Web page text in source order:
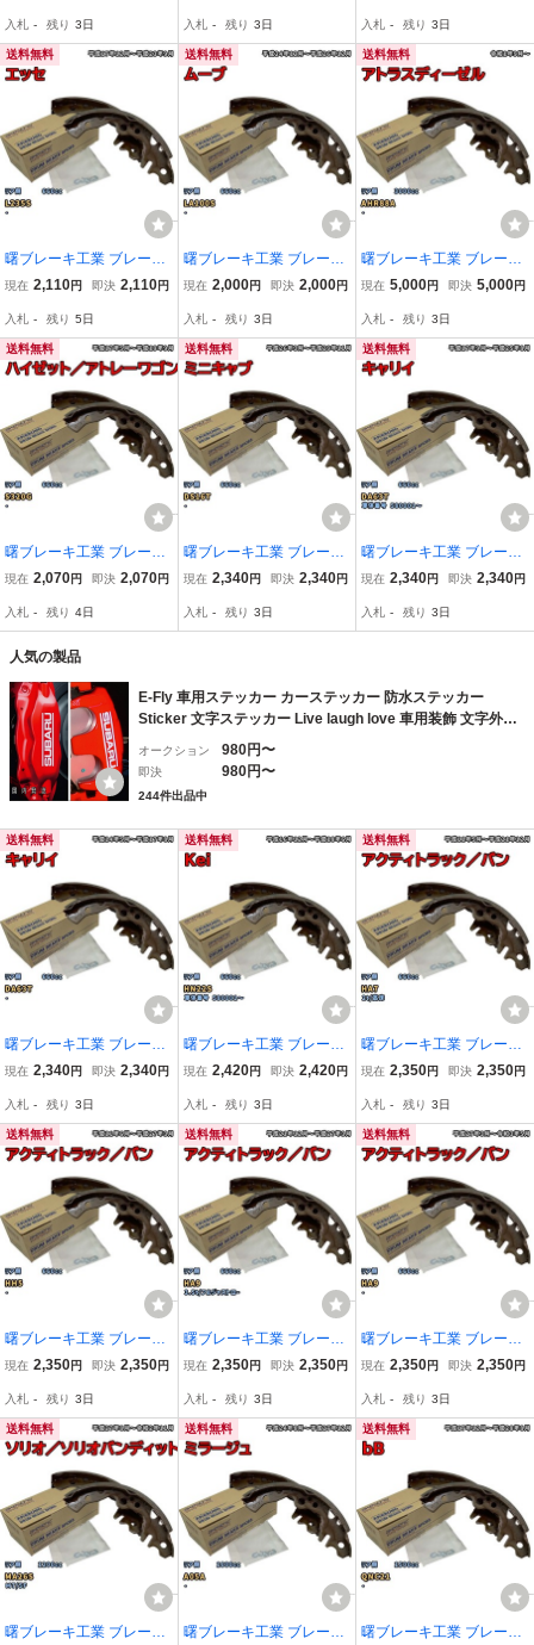
ゴン NN5026H S321G 平
成19年9月～平成20年10
月
入札 - 残り 3日
300S 平成23年9月～平成
29年4月
入札 - 残り 3日
0S 平成26年11月～平成2
8年5月
入札 - 残り 3日
送料無料
曙ブレーキ工業 ブレーキ
シュー リア側 ダイハツ
平成17年12月～平成23年
9月
現在 2,110円 即決 2,110円
入札 - 残り 5日
送料無料
曙ブレーキ工業 ブレーキ
シュー リア側 ダイハツ
S 平成24年12月～平成26
年12月
現在 2,000円 即決 2,000円
入札 - 残り 3日
送料無料
曙ブレーキ工業 ブレーキ
シュー リア側 日産 アト
H AHR88A 令和1年9月～
現在 5,000円 即決 5,000円
入札 - 残り 3日
送料無料
曙ブレーキ工業 ブレーキ
シュー リア側 ダイハツ
ゴン NN5026H S320G 平
現在 2,070円 即決 2,070円
入札 - 残り 4日
送料無料
曙ブレーキ工業 ブレーキ
シュー リア側 三菱 ミニ
平成26年3月～平成29年1
現在 2,340円 即決 2,340円
入札 - 残り 3日
送料無料
曙ブレーキ工業 ブレーキ
シュー リア側 スズキ キ
平成17年9月～平成25年8
現在 2,340円 即決 2,340円
入札 - 残り 3日
人気の製品
E-Fly 車用ステッカー カーステッカー 防水ステッカー
Sticker 文字ステッカー Live laugh love 車用装飾 文字外装
オークション 980円〜
即決 980円〜
244件出品中
送料無料
曙ブレーキ工業 ブレーキ
シュー リア側 スズキ キ
平成14年5月～平成17年8
月
現在 2,340円 即決 2,340円
入札 - 残り 3日
送料無料
曙ブレーキ工業 ブレーキ
シュー リア側 スズキ Kei
年12月～平成18年6月
現在 2,420円 即決 2,420円
入札 - 残り 3日
送料無料
曙ブレーキ工業 ブレーキ
シュー リア側 ホンダ ア
N4513H HA7 平成11年5
月～平成21年12月
現在 2,350円 即決 2,350円
入札 - 残り 3日
送料無料
曙ブレーキ工業 ブレーキ
シュー リア側 ホンダ ア
N4513H HH5 平成11年6
月～平成27年3月
現在 2,350円 即決 2,350円
入札 - 残り 3日
送料無料
曙ブレーキ工業 ブレーキ
シュー リア側 ホンダ ア
N4513H HA9 平成21年12
月～平成27年3月
現在 2,350円 即決 2,350円
入札 - 残り 3日
送料無料
曙ブレーキ工業 ブレーキ
シュー リア側 ホンダ ア
N4513H HA9 平成27年3
月～令和3年5月
現在 2,350円 即決 2,350円
入札 - 残り 3日
送料無料
曙ブレーキ工業 ブレーキ
送料無料
曙ブレーキ工業 ブレーキ
送料無料
曙ブレーキ工業 ブレーキ